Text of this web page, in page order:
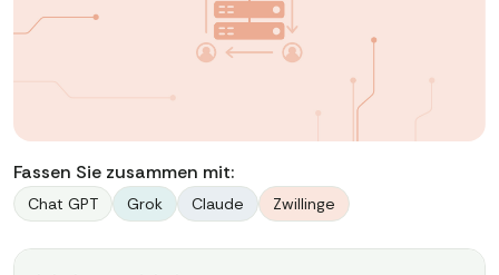
Fassen Sie zusammen mit:
Chat GPT Grok Claude Zwillinge